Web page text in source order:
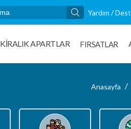
Yardım /
KİRALIK APARTLAR FIRSATLAR
Anasayfa